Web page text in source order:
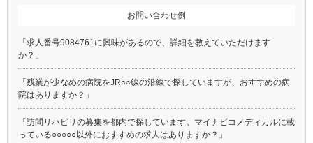
お問い合わせ例
「求人番号9084761に興味があるので、詳細を教えていただけます
か？」
「残業が少なめの病院をJR○○線の沿線で探していますが、おすすめの病
院はありますか？」
「訪問リハビリの募集を都内で探しています。マイナビコメディカルに載
っている○○○○○以外におすすめの求人はありますか？」